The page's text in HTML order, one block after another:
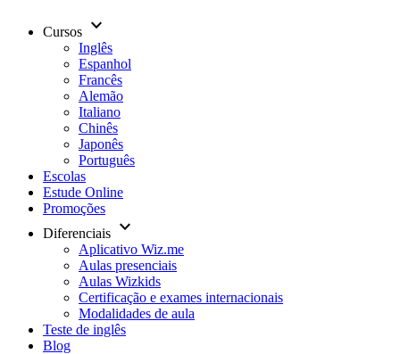
Cursos keyboard_arrow_down
Inglês
Espanhol
Francês
Alemão
Italiano
Chinês
Japonês
Português
Escolas
Estude Online
Promoções
Diferenciais keyboard_arrow_down
Aplicativo Wiz.me
Aulas presenciais
Aulas Wizkids
Certificação e exames internacionais
Modalidades de aula
Teste de inglês
Blog